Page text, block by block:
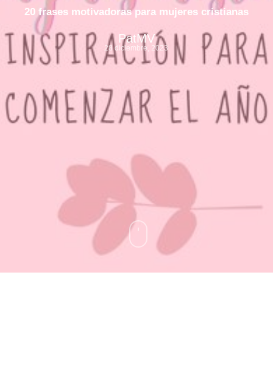
20 frases motivadoras para mujeres cristianas
PatMV
28 diciembre, 2023